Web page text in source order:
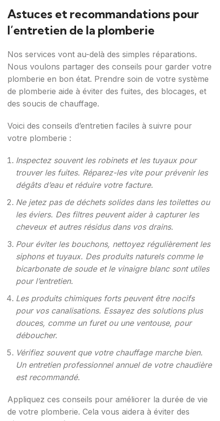
Astuces et recommandations pour
l’entretien de la plomberie
Nos services vont au-delà des simples réparations.
Nous voulons partager des conseils pour garder votre
plomberie en bon état. Prendre soin de votre système
de plomberie aide à éviter des fuites, des blocages, et
des soucis de chauffage.
Voici des conseils d’entretien faciles à suivre pour
votre plomberie :
Inspectez souvent les robinets et les tuyaux pour
trouver les fuites. Réparez-les vite pour prévenir les
dégâts d’eau et réduire votre facture.
Ne jetez pas de déchets solides dans les toilettes ou
les éviers. Des filtres peuvent aider à capturer les
cheveux et autres résidus dans vos drains.
Pour éviter les bouchons, nettoyez régulièrement les
siphons et tuyaux. Des produits naturels comme le
bicarbonate de soude et le vinaigre blanc sont utiles
pour l’entretien.
Les produits chimiques forts peuvent être nocifs
pour vos canalisations. Essayez des solutions plus
douces, comme un furet ou une ventouse, pour
déboucher.
Vérifiez souvent que votre chauffage marche bien.
Un entretien professionnel annuel de votre chaudière
est recommandé.
Appliquez ces conseils pour améliorer la durée de vie
de votre plomberie. Cela vous aidera à éviter des